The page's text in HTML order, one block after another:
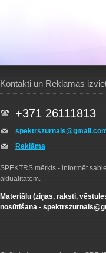
Kontakti un Reklāmas
+371 26111813
Reklāma
SPEKTRS mērķis - informēt
aktualitātēm.
Materiālu (ziņas, raksti,
nosūtīšana -